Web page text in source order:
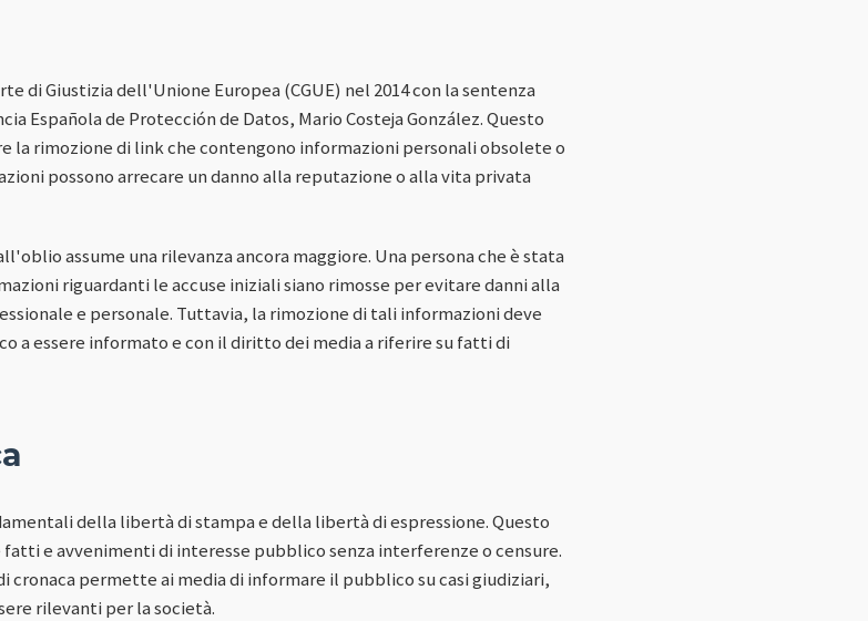
di Giustizia dell'Unione Europea (CGUE) nel 2014 con la sentenza
Española de Protección de Datos, Mario Costeja González. Questo
la rimozione di link che contengono informazioni personali obsolete o
possono arrecare un danno alla reputazione o alla vita privata
assume una rilevanza ancora maggiore. Una persona che è stata
riguardanti le accuse iniziali siano rimosse per evitare danni alla
e personale. Tuttavia, la rimozione di tali informazioni deve
a essere informato e con il diritto dei media a riferire su fatti di
della libertà di stampa e della libertà di espressione. Questo
e avvenimenti di interesse pubblico senza interferenze o censure.
permette ai media di informare il pubblico su casi giudiziari,
rilevanti per la società.